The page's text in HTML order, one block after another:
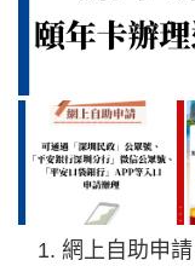
網上自助申